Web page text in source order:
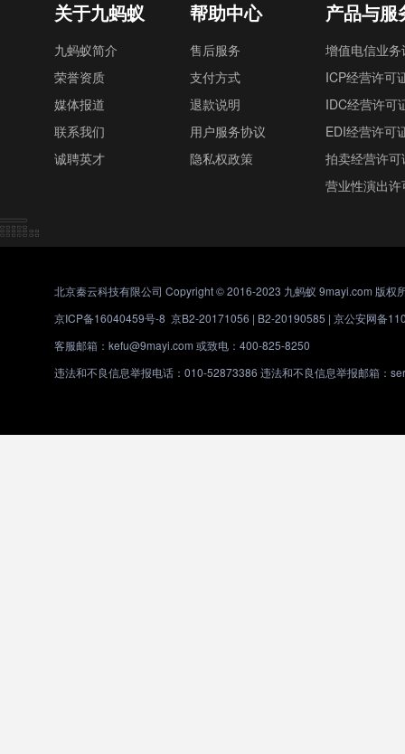
关于九蚂蚁
九蚂蚁简介
荣誉资质
媒体报道
联系我们
诚聘英才
帮助中心
售后服务
支付方式
退款说明
用户服务协议
隐私权政策
产品与服
增值电信业
ICP经营许可
IDC经营许可
EDI经营许可
拍卖经营许可
营业性演出许
北京秦云科技有限公司 Copyright © 2016-2023 九蚂蚁 9mayi.com 版权
京ICP备16040459号-8 京B2-20171056 | B2-20190585 | 京公安网备
客服邮箱：kefu@9mayi.com 或致电：400-825-8250
违法和不良信息举报电话：010-52873386 违法和不良信息举报邮箱：